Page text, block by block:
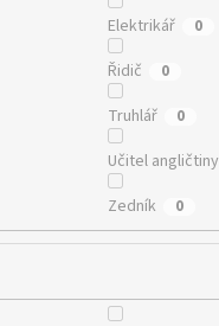
Elektrikář 0
Řidič 0
Truhlář 0
Učitel angličtiny
Zedník 0